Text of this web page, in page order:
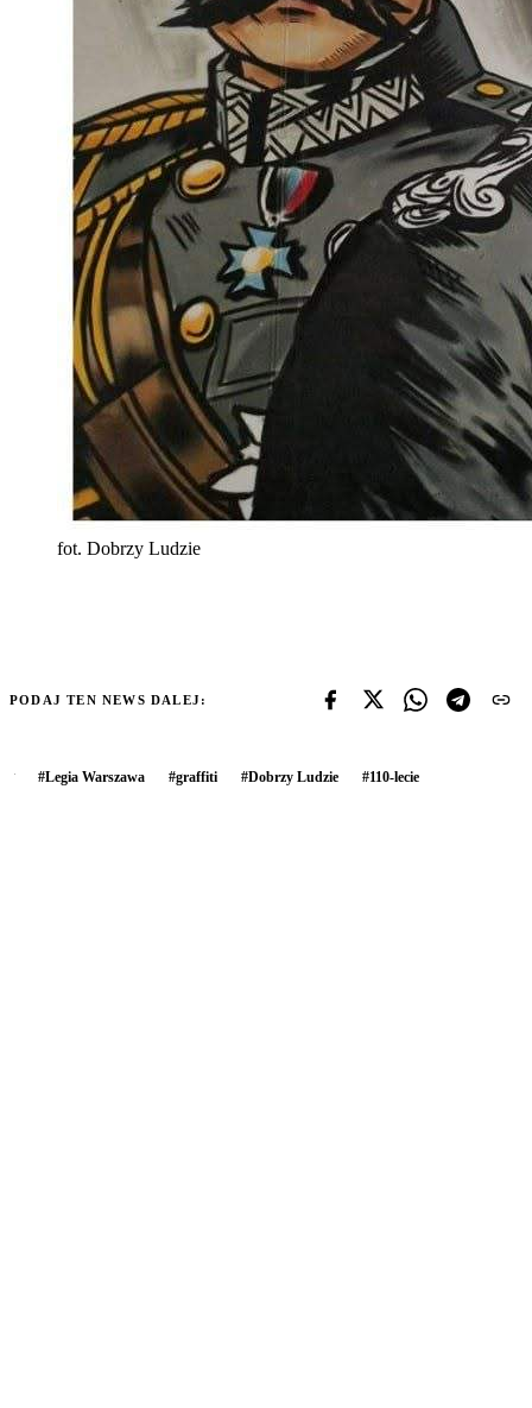
fot. Dobrzy Ludzie
PODAJ TEN NEWS DALEJ:
#Legia Warszawa #graffiti #Dobrzy Ludzie #110-lecie